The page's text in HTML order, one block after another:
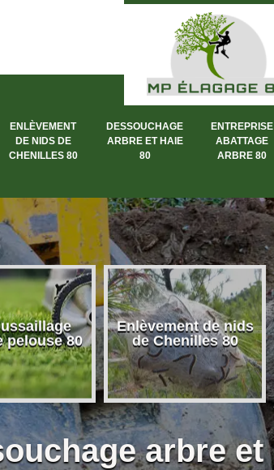
ENLÈVEMENT
DE NIDS DE
CHENILLES 80
DESSOUCHAGE
ARBRE ET HAIE
80
ENTREPRISE
ABATTAGE
ARBRE 80
pelouse 80
Enlèvement de nids
de Chenilles 80
arbre et